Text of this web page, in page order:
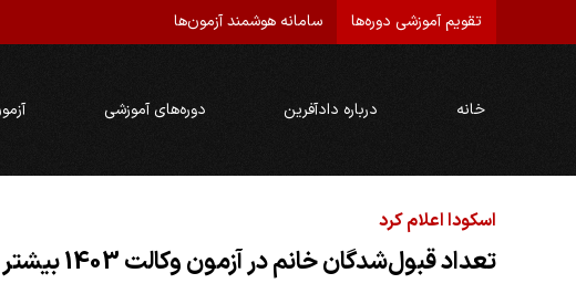
تقویم آموزشی دوره‌ها سامانه هوشمند آزمون‌ها
خانه درباره دادآفرین دوره‌های آموزشی
اسکودا اعلام کرد
تعداد